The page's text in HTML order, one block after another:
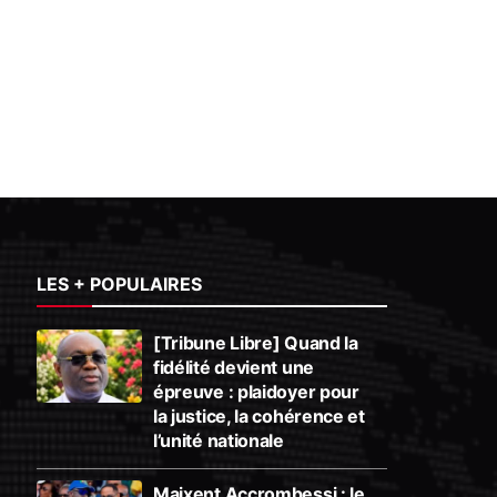
LES + POPULAIRES
[Tribune Libre] Quand la
fidélité devient une
épreuve : plaidoyer pour
la justice, la cohérence et
l’unité nationale